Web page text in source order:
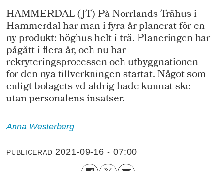
HAMMERDAL (JT) På Norrlands Trähus i
Hammerdal har man i fyra år planerat för en
ny produkt: höghus helt i trä. Planeringen har
pågått i flera år, och nu har
rekryteringsprocessen och utbyggnationen
för den nya tillverkningen startat. Något som
enligt bolagets vd aldrig hade kunnat ske
utan personalens insatser.
Anna Westerberg
PUBLICERAD 2021-09-16 - 07:00